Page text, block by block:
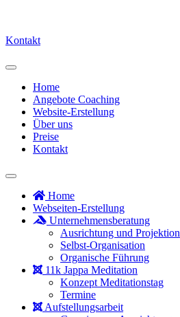
Kontakt
Home
Angebote Coaching
Website-Erstellung
Über uns
Preise
Kontakt
Home
Webseiten-Erstellung
Unternehmensberatung
Ausrichtung und Projektion
Selbst-Organisation
Organische Führung
11k Jappa Meditation
Konzept Meditationstag
Termine
Aufstellungsarbeit